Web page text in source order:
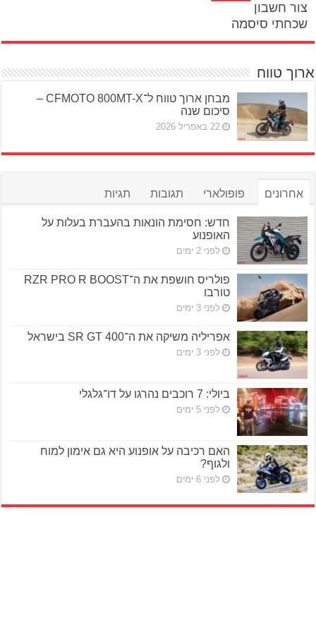
צור חשבון
שכחתי סיסמה
ארוך טווח
מבחן ארוך טווח ל־CFMOTO 800MT-X –
סיכום שנה
22 באפריל 2026
אחרונים פופולארי תגובות תגיות
חדש: חסימת הונאות בהעברת בעלות על
האופנוע
לפני 2 ימים
פולריס חושפת את ה־RZR PRO R BOOST
טורבו
לפני 3 ימים
אפריליה משיקה את ה־SR GT 400 בישראל
לפני 3 ימים
ביולי: 7 רוכבים נהרגו על דו־גלגלי
לפני 5 ימים
האם רכיבה על אופנוע היא גם אימון למוח
ולגוף?
לפני 6 ימים